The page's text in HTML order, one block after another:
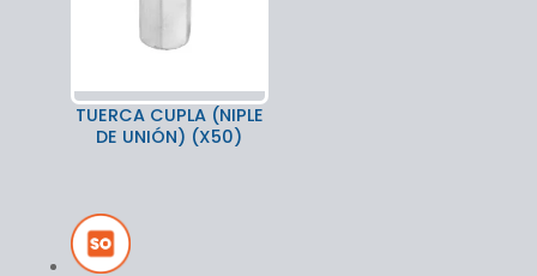
TUERCA CUPLA (NIPLE
DE UNIÓN) (X50)